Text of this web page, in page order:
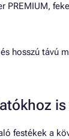
PREMIUM,
hosszú
festékek a